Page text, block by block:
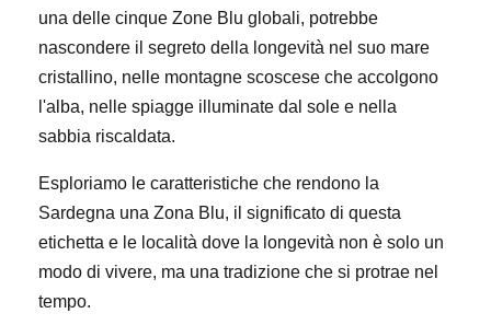
una delle cinque Zone Blu globali, potrebbe
nascondere il segreto della longevità nel suo mare
cristallino, nelle montagne scoscese che accolgono
l'alba, nelle spiagge illuminate dal sole e nella
sabbia riscaldata.
Esploriamo le caratteristiche che rendono la
Sardegna una Zona Blu, il significato di questa
etichetta e le località dove la longevità non è solo un
modo di vivere, ma una tradizione che si protrae nel
tempo.